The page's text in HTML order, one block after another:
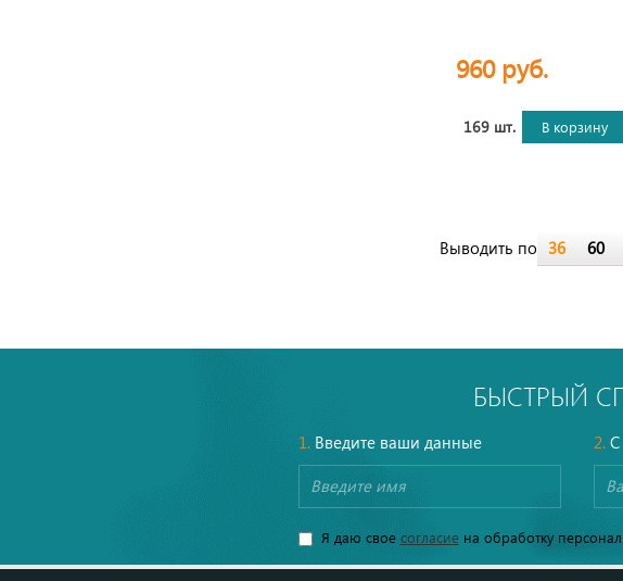
960 руб.
169 шт. В корзину
Выводить по 36 60
БЫСТРЫЙ
1.Введите ваши данные 2.С
Я даю свое согласиена обработку